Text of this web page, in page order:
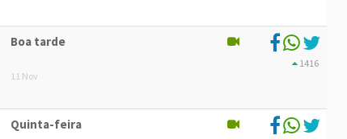
Boa tarde
11 Nov
1416
Quinta-feira